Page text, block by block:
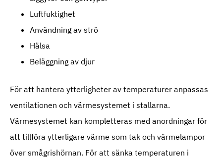
Luftfuktighet
Användning av strö
Hälsa
Beläggning av djur
För att hantera ytterligheter av temperaturer anpassas
ventilationen och värmesystemet i stallarna.
Värmesystemet kan kompletteras med anordningar för
att tillföra ytterligare värme som tak och värmelampor
över smågrishörnan. För att sänka temperaturen i